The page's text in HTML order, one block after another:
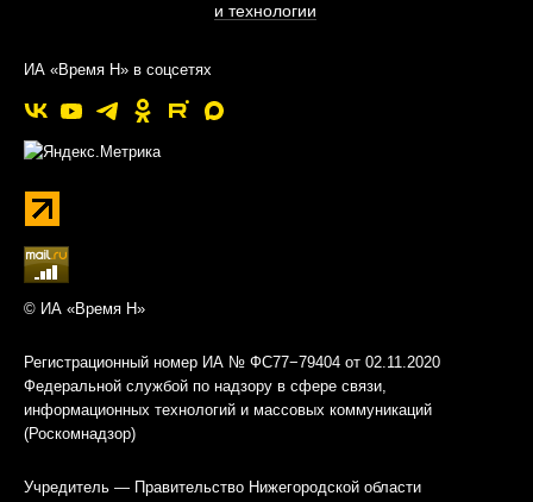
и технологии
ИА «Время Н» в соцсетях
© ИА «Время Н»
Регистрационный номер ИА № ФС77−79404 от 02.11.2020
Федеральной службой по надзору в сфере связи,
информационных технологий и массовых коммуникаций
(Роскомнадзор)
Учредитель — Правительство Нижегородской области